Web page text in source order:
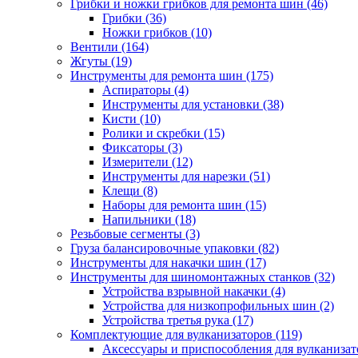
Грибки и ножки грибков для ремонта шин (46)
Грибки (36)
Ножки грибков (10)
Вентили (164)
Жгуты (19)
Инструменты для ремонта шин (175)
Аспираторы (4)
Инструменты для установки (38)
Кисти (10)
Ролики и скребки (15)
Фиксаторы (3)
Измерители (12)
Инструменты для нарезки (51)
Клещи (8)
Наборы для ремонта шин (15)
Напильники (18)
Резьбовые сегменты (3)
Груза балансировочные упаковки (82)
Инструменты для накачки шин (17)
Инструменты для шиномонтажных станков (32)
Устройства взрывной накачки (4)
Устройства для низкопрофильных шин (2)
Устройства третья рука (17)
Комплектующие для вулканизаторов (119)
Аксессуары и приспособления для